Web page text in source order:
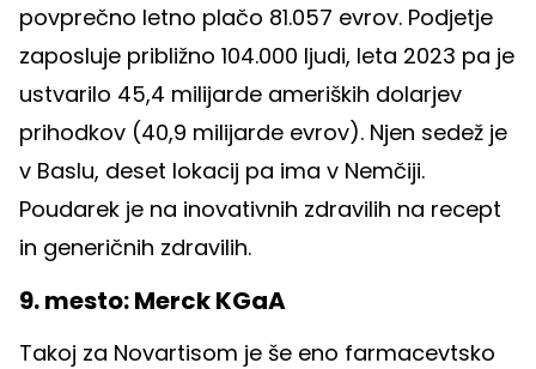
povprečno letno plačo 81.057 evrov. Podjetje
zaposluje približno 104.000 ljudi, leta 2023 pa je
ustvarilo 45,4 milijarde ameriških dolarjev
prihodkov (40,9 milijarde evrov). Njen sedež je
v Baslu, deset lokacij pa ima v Nemčiji.
Poudarek je na inovativnih zdravilih na recept
in generičnih zdravilih.
9. mesto: Merck KGaA
Takoj za Novartisom je še eno farmacevtsko